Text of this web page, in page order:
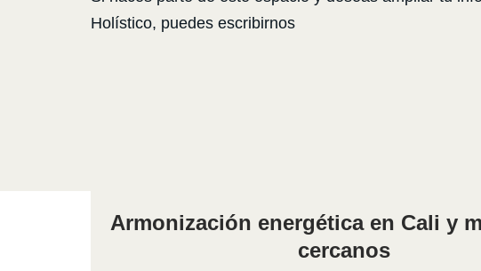
Holístico, puedes escribirnos
Armonización energética en Cali y
cercanos